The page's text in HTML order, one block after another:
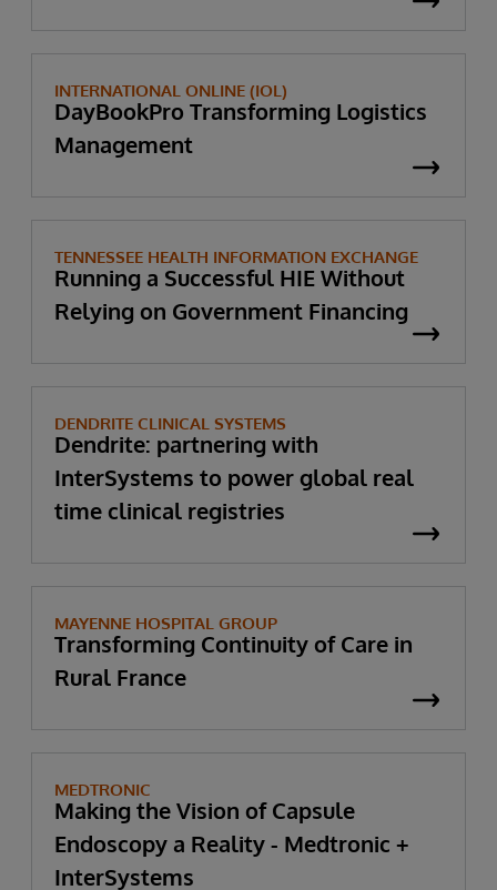
INTERNATIONAL ONLINE (IOL)
DayBookPro Transforming Logistics
Management
TENNESSEE HEALTH INFORMATION EXCHANGE
Running a Successful HIE Without
Relying on Government Financing
DENDRITE CLINICAL SYSTEMS
Dendrite: partnering with
InterSystems to power global real
time clinical registries
MAYENNE HOSPITAL GROUP
Transforming Continuity of Care in
Rural France
MEDTRONIC
Making the Vision of Capsule
Endoscopy a Reality - Medtronic +
InterSystems